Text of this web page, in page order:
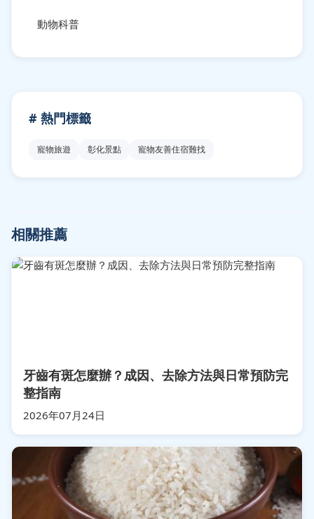
動物科普
# 熱門標籤
寵物旅遊 彰化景點 寵物友善住宿難找
相關推薦
牙齒有斑怎麼辦？成因、去除方法與日常預防完
整指南
2026年07月24日